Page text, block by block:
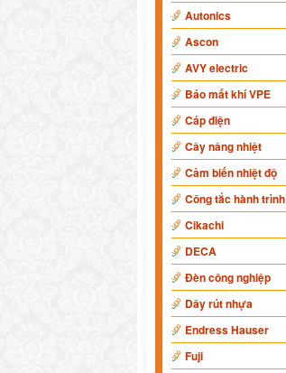
Autonics
Ascon
AVY electric
Báo mất khí VPE
Cáp điện
Cây nâng nhiệt
Cảm biến nhiệt độ
Công tắc hành trình
Cikachi
DECA
Đèn công nghiệp
Dây rút nhựa
Endress Hauser
Fuji